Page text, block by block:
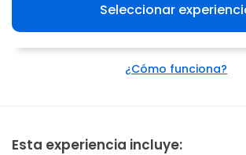
Seleccionar
¿Cómo funciona?
Esta experiencia incluye: